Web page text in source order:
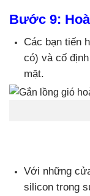
Bước 9:
Các bạn tiến
có) và cố
mặt.
Với những
silicon trong